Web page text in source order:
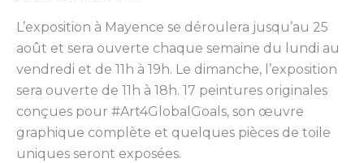
L’exposition à Mayence se déroulera jusqu’au 25
août et sera ouverte chaque semaine du lundi au
vendredi et de 11h à 19h. Le dimanche, l’exposition
sera ouverte de 11h à 18h. 17 peintures originales
conçues pour #Art4GlobalGoals, son œuvre
graphique complète et quelques pièces de toile
uniques seront exposées.